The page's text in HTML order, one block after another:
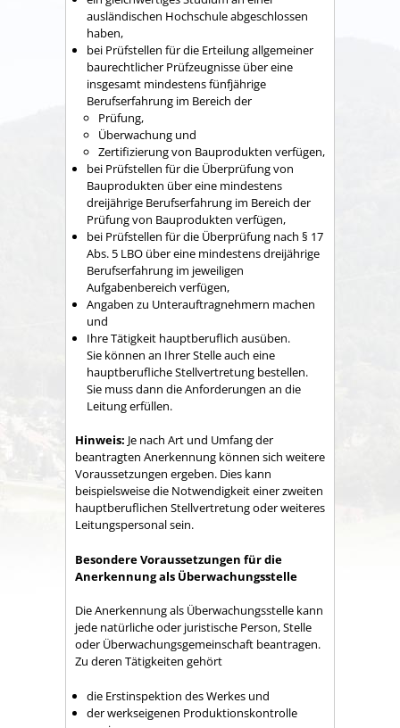
ausländischen Hochschule abgeschlossen
haben,
bei Prüfstellen für die Erteilung allgemeiner
baurechtlicher Prüfzeugnisse über eine
insgesamt mindestens fünfjährige
Berufserfahrung im Bereich der
Prüfung,
Überwachung und
Zertifizierung von Bauprodukten verfügen,
bei Prüfstellen für die Überprüfung von
Bauprodukten über eine mindestens
dreijährige Berufserfahrung im Bereich der
Prüfung von Bauprodukten verfügen,
bei Prüfstellen für die Überprüfung nach § 17
Abs. 5 LBO über eine mindestens dreijährige
Berufserfahrung im jeweiligen
Aufgabenbereich verfügen,
Angaben zu Unterauftragnehmern machen
und
Ihre Tätigkeit hauptberuflich ausüben.
Sie können an Ihrer Stelle auch eine
hauptberufliche Stellvertretung bestellen.
Sie muss dann die Anforderungen an die
Leitung erfüllen.
Hinweis: Je nach Art und Umfang der
beantragten Anerkennung können sich weitere
Voraussetzungen ergeben. Dies kann
beispielsweise die Notwendigkeit einer zweiten
hauptberuflichen Stellvertretung oder weiteres
Leitungspersonal sein.
Besondere Voraussetzungen für die
Anerkennung als Überwachungsstelle
Die Anerkennung als Überwachungsstelle kann
jede natürliche oder juristische Person, Stelle
oder Überwachungsgemeinschaft beantragen.
Zu deren Tätigkeiten gehört
die Erstinspektion des Werkes und
der werkseigenen Produktionskontrolle